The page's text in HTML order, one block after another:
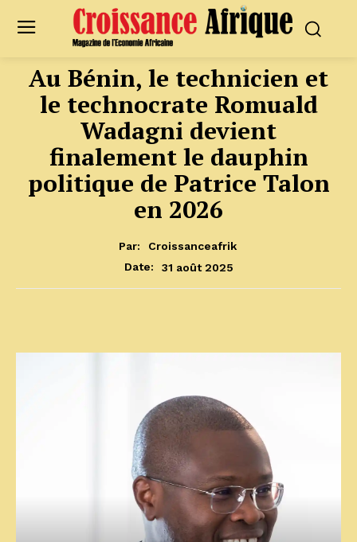
Au Bénin, le technicien et
le technocrate Romuald
Wadagni devient
finalement le dauphin
politique de Patrice Talon
en 2026
Par:
Croissanceafrik
Date:
31 août 2025